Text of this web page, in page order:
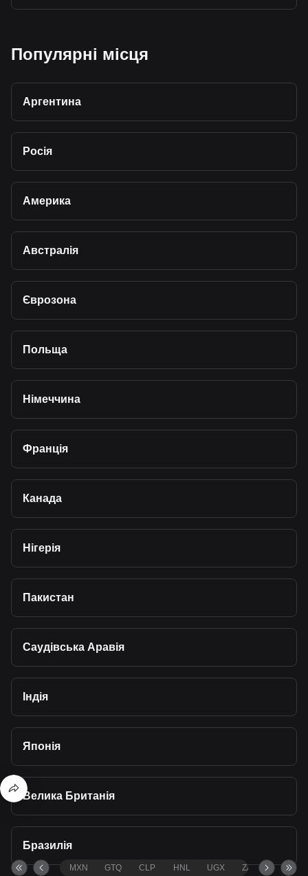
Популярні місця
Аргентина
Росія
Америка
Австралія
Єврозона
Польща
Німеччина
Франція
Канада
Нігерія
Пакистан
Саудівська Аравія
Індія
Японія
Велика Британія
Бразилія
MXN GTQ CLP HNL UGX ZAR TND